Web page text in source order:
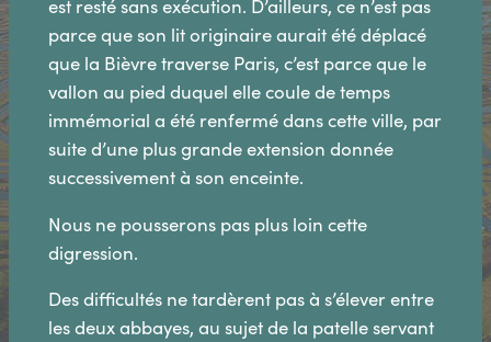
est resté sans exécution. D’ailleurs, ce n’est pas
parce que son lit originaire aurait été déplacé
que la Bièvre traverse Paris, c’est parce que le
vallon au pied duquel elle coule de temps
immémorial a été renfermé dans cette ville, par
suite d’une plus grande extension donnée
successivement à son enceinte.
Nous ne pousserons pas plus loin cette
digression.
Des difficultés ne tardèrent pas à s’élever entre
les deux abbayes, au sujet de la patelle servant